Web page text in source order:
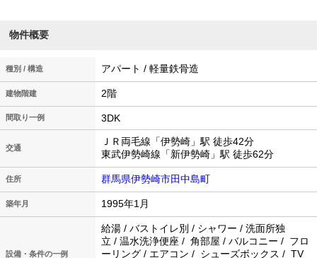
物件概要
種別 / 構造 アパート / 軽量鉄骨造
建物階建 2階
間取り一例 3DK
交通
ＪＲ両毛線「伊勢崎」駅 徒歩42分
東武伊勢崎線「新伊勢崎」駅 徒歩62分
住所 群馬県伊勢崎市田中島町
築年月 1995年1月
設備・条件の一例
給湯 / バストイレ別 / シャワー / 洗面所独
立 / 温水洗浄便座 / 角部屋 / バルコニー / フロ
ーリング / エアコン / シューズボックス / TV